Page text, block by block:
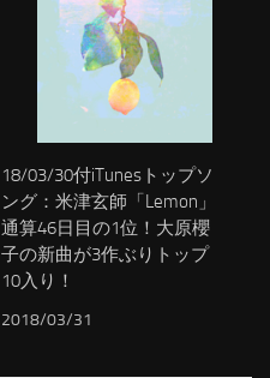
18/03/30付iTunesトップソ
ング：米津玄師「Lemon」
通算46日目の1位！大原櫻
子の新曲が3作ぶりトップ
10入り！
2018/03/31